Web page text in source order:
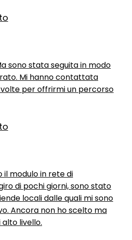
sono stata seguita in modo
Mi hanno contattata
per offrirmi un percorso
modulo in rete di
di pochi giorni, sono stato
locali dalle quali mi sono
Ancora non ho scelto ma
livello.